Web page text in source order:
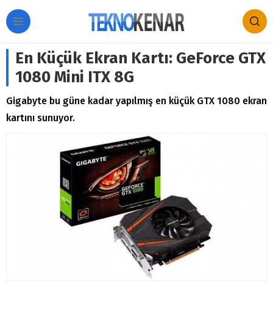
En Küçük Ekran Kartı: GeForce GTX
1080 Mini ITX 8G
Gigabyte bu güne kadar yapılmış en küçük GTX 1080 ekran
kartını sunuyor.